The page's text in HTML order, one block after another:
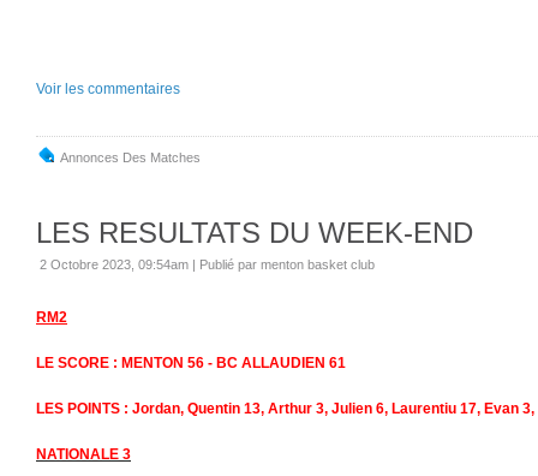
Voir les commentaires
Annonces Des Matches
LES RESULTATS DU WEEK-END
2 Octobre 2023, 09:54am | Publié par menton basket club
RM2
LE SCORE : MENTON 56 - BC ALLAUDIEN 61
LES POINTS : Jordan, Quentin 13, Arthur 3, Julien 6, Laurentiu 17, Evan
NATIONALE 3